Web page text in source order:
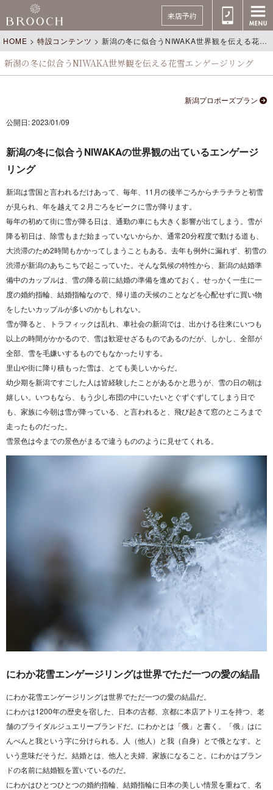
来店予約
HOME > 特設コンテンツ > 新潟の冬に似合うNIWAKA世界観を伝える花雪エンゲージリング
新潟の冬に似合うNIWAKA世界観を伝える花雪エンゲージリング
新潟プロポーズプラン
公開日: 2023/01/09
新潟の冬に似合うNIWAKAの世界観の出ているエンゲージ
リング
新潟は雪国と言われるだけあって、毎年、11月の後半ごろからチラチラと初雪
が見られ、年を越えて２月ごろをピークに雪が降ります。
毎年の初めて街に雪が降る日は、通勤の車にも大きく影響が出てしまう。雪が
降る初日は、除雪もまだ始まっていないからか、通常20分程度で動ける道も、
大渋滞のため2時間もかかってしまうこともある。去年も例外に漏れず、初雪の
渋滞が新潟のあちこちで起こっていた。そんな気候の特性から、新潟の結婚準
備中のカップルは、雪の降る前に結婚の準備を進めておく。せっかく一生に一
度の婚約指輪、結婚指輪なので、帰り道の天候のことなどを心配せずに買い物
をしたいカップルが多いのかもしれない。
雪が降ると、トラフィックは乱れ、車社会の新潟では、出かける往来にいつも
以上の時間がかかるので、雪は歓迎せざるものであるのだが、しかし、全部が
全部、雪を毛嫌いするものでもなかったりする。
里山や街に降り積もった雪は、とても美しいからだ。
幼少期を新潟ですごした人は皆経験したことがあるかと思うが、雪の日の朝は
嬉しい。いつもなら、もう少し布団の中にいたいとぐずぐずしてしまう日で
も、家族に今朝は雪が降っている、と言われると、飛び起きて窓のところまで
走ったものだった。
雪景色は今までの景色がまるで違うもののように見せてくれる。
にわか花雪エンゲージリングは世界でただ一つの愛の結晶
にわか花雪エンゲージリングは世界でただ一つの愛の結晶だ。
にわかは1200年の歴史を宿した、日本の古都、京都に本店アトリエを持つ、老
舗のブライダルジュエリーブランドだ。にわかとは 「俄」 と書く。「俄」はに
んべんと我という字に分けられる。人（他人）と我（自身）とで俄となす。と
いう意味だそうだ。結婚とは、他人と夫婦、家族になること。にわかはブラン
ドの名前に結婚観を置いているのだ。
にわかはひとつひとつの婚約指輪、結婚指輪に日本の美しい情景を重ねて、名